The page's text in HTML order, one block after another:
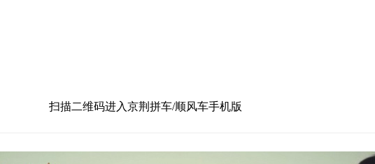
扫描二维码进入京荆拼车/顺风车手机版